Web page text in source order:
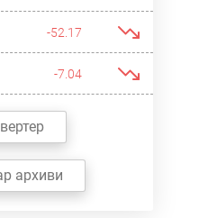
-52.17
-7.04
архиви